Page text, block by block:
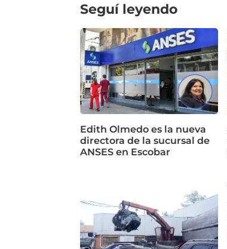
Seguí leyendo
Edith Olmedo es la nueva
directora de la sucursal de
ANSES en Escobar